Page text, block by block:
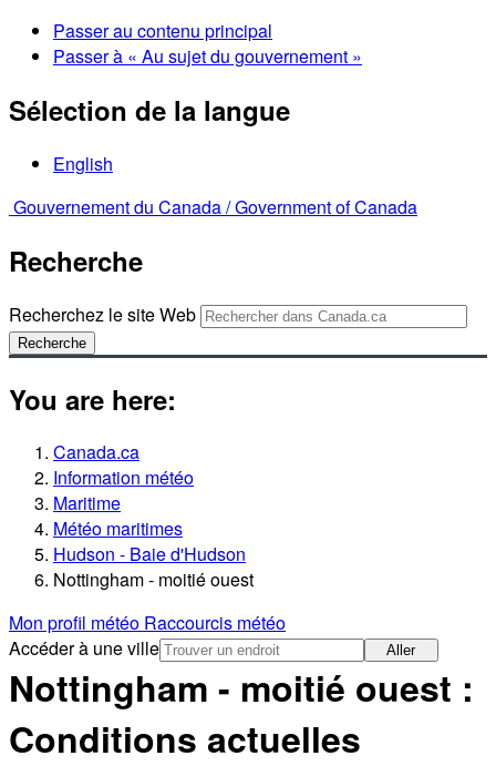
Passer au contenu principal
Passer à « Au sujet du gouvernement »
Sélection de la langue
English
Gouvernement du Canada /Government of Canada
Recherche
Recherchez le site Web
Recherche
You are here:
Canada.ca
Information météo
Maritime
Météo maritimes
Hudson - Baie d'Hudson
Nottingham - moitié ouest
Mon profil météo Raccourcis météo
Accéder à une ville
Aller
Nottingham - moitié ouest :
Conditions actuelles